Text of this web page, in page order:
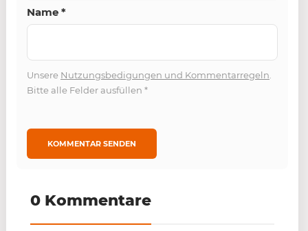
Name *
Unsere Nutzungsbedigungen und Kommentarregeln
Bitte alle Felder ausfüllen *
0 Kommentare